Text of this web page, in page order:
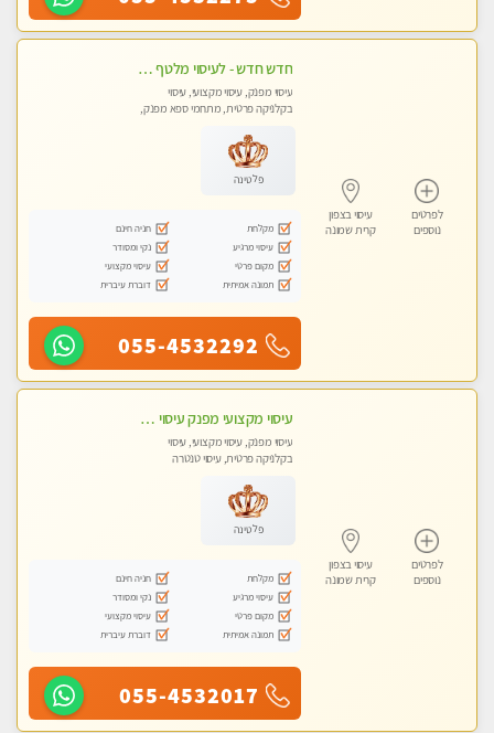
לפרטים
נוספים
עיסוי בצפון
קרית שמונה
חדש חדש - לעיסוי מלטף איכותי ומיוחד במינו..... באווירה ביתית לאור נרות !
עיסוי מפנק, עיסוי מקצועי, עיסוי
בקלניקה פרטית, מתחמי ספא מפנק,
פלטינה
מקלחת
חניה חינם
עיסוי מרגיע
נקי ומסודר
מקום פרטי
עיסוי מקצועי
תמונה אמיתית
דוברת עיברית
055-4532292
לפרטים
נוספים
עיסוי בצפון
קרית שמונה
עיסוי מקצועי מפנק עיסוי עם אבנים חמות. מעסה עם תעודות. טיפול מרגיע ומפנק באווירה נעימה ושקטה
עיסוי מפנק, עיסוי מקצועי, עיסוי
בקלניקה פרטית, עיסוי טנטרה
פלטינה
מקלחת
חניה חינם
עיסוי מרגיע
נקי ומסודר
מקום פרטי
עיסוי מקצועי
תמונה אמיתית
דוברת עיברית
055-4532017